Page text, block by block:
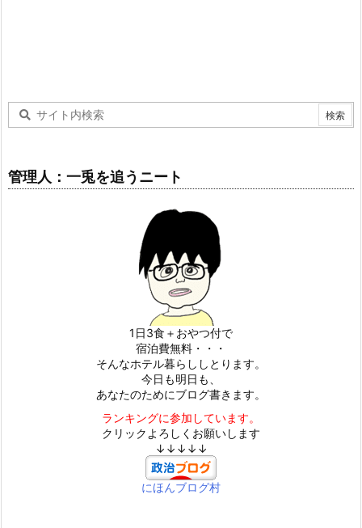
管理人：一兎を追うニート
1日3食＋おやつ付で
宿泊費無料・・・
そんなホテル暮らししとります。
今日も明日も、
あなたのためにブログ書きます。
ランキングに参加しています。
クリックよろしくお願いします
↓↓↓↓↓
にほんブログ村